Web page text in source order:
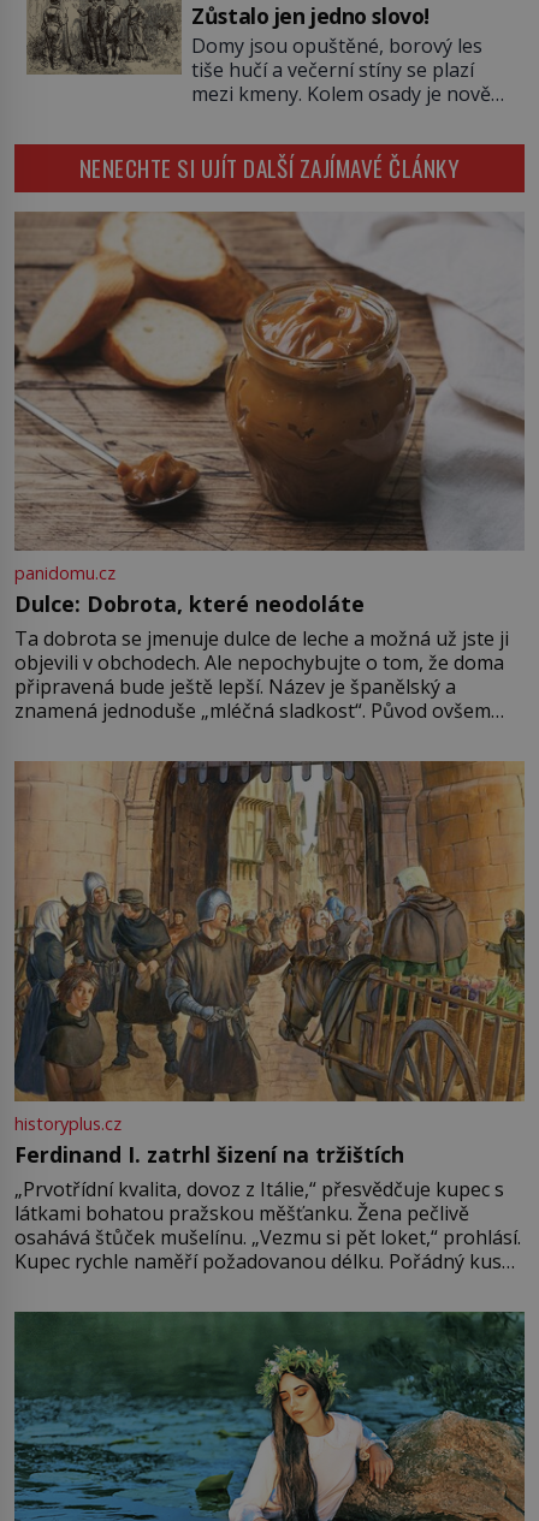
nechají nepřítele, aby si myslel, že
je přechytračil. Cennou informaci
jim dodá jeden z agentů. Oba
tábory jsou zvyklé působit v pozadí
Zůstalo jen jedno slovo!
Domy jsou opuštěné, borový les
tiše hučí a večerní stíny se plazí
mezi kmeny. Kolem osady je nově
nejspíš nedokáže osadníky
zachránit. Muži, ženy, děti – všichni
jsou pryč. Nadobro a navždycky!
Kapitán John White (asi 1539–1593)
v srpnu 1587 naposledy zamává
své právě narozené vnučce a
vstoupí na palubu. Nechce […]
NENECHTE SI UJÍT DALŠÍ ZAJÍMAVÉ ČLÁNKY
panidomu.cz
Dulce: Dobrota, které neodoláte
Ta dobrota se jmenuje dulce de leche a možná už jste ji
objevili v obchodech. Ale nepochybujte o tom, že doma
připravená bude ještě lepší. Název je španělský a
znamená jednoduše „mléčná sladkost“. Původ ovšem
pře hned několik latinskoamerických zemí a k tomu
Francie, kde se traduje,
historyplus.cz
Ferdinand I. zatrhl šizení na tržištích
„Prvotřídní kvalita, dovoz z Itálie,“ přesvědčuje kupec s
látkami bohatou pražskou měšťanku. Žena pečlivě
osahává štůček mušelínu. „Vezmu si pět loket,“ prohlásí.
Kupec rychle naměří požadovanou délku. Pořádný kus
milostpaní. Stačí jenom na sukni,“ zhodnotí švadlena
množství růžového mušelínu. „Ošidili vás, podívejte.“